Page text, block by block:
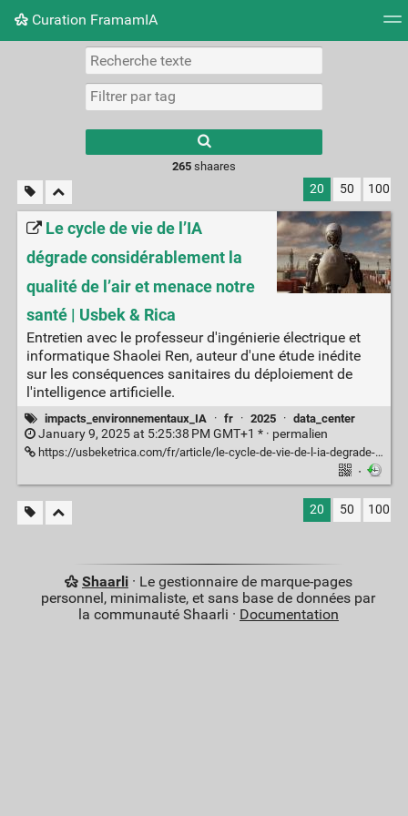
Curation FramamIA
Nuage de tags Mur d'images
265shaares
20 50 100
Le cycle de vie de l’IA
dégrade considérablement la
qualité de l’air et menace notre
santé | Usbek & Rica
Entretien avec le professeur d'ingénierie électrique et
informatique Shaolei Ren, auteur d'une étude inédite
sur les conséquences sanitaires du déploiement de
l'intelligence artificielle.
impacts_environnementaux_IA · fr · 2025 · data_center
January 9, 2025 at 5:25:38 PM GMT+1 * · permalien
https://usbeketrica.com/fr/article/le-cycle-de-vie-de-l-ia-degrade-considerablement-la-qualite-de-l-air-et-menace-notre-sante
·
20 50 100
Shaarli· Le gestionnaire de marque-pages
personnel, minimaliste, et sans base de données par
la communauté Shaarli · Documentation